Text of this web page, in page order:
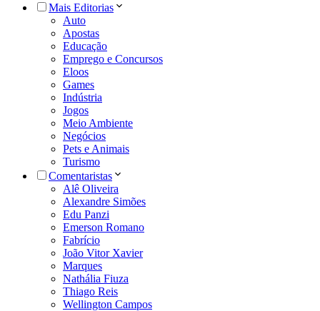
Mais Editorias
Auto
Apostas
Educação
Emprego e Concursos
Eloos
Games
Indústria
Jogos
Meio Ambiente
Negócios
Pets e Animais
Turismo
Comentaristas
Alê Oliveira
Alexandre Simões
Edu Panzi
Emerson Romano
Fabrício
João Vitor Xavier
Marques
Nathália Fiuza
Thiago Reis
Wellington Campos